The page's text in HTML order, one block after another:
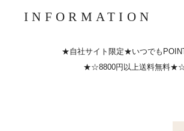
INFORMATION
★自社サイト限定★いつでも
★☆8800円以上送料無料